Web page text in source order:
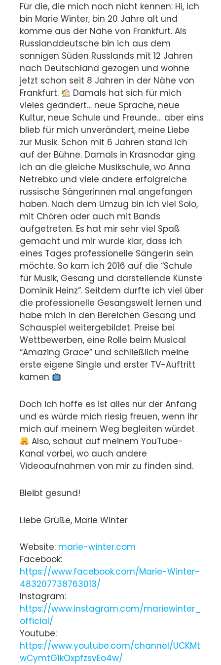
Für die, die mich noch nicht kennen: Hi, ich
bin Marie Winter, bin 20 Jahre alt und
komme aus der Nähe von Frankfurt. Als
Russlanddeutsche bin ich aus dem
sonnigen Süden Russlands mit 12 Jahren
nach Deutschland gezogen und wohne
jetzt schon seit 8 Jahren in der Nähe von
Frankfurt.
Damals hat sich für mich
vieles geändert… neue Sprache, neue
Kultur, neue Schule und Freunde… aber eins
blieb für mich unverändert, meine Liebe
zur Musik. Schon mit 6 Jahren stand ich
auf der Bühne. Damals in Krasnodar ging
ich an die gleiche Musikschule, wo Anna
Netrebko und viele andere erfolgreiche
russische Sängerinnen mal angefangen
haben. Nach dem Umzug bin ich viel Solo,
mit Chören oder auch mit Bands
aufgetreten. Es hat mir sehr viel Spaß
gemacht und mir wurde klar, dass ich
eines Tages professionelle Sängerin sein
möchte. So kam ich 2016 auf die “Schule
für Musik, Gesang und darstellende Künste
Dominik Heinz”. Seitdem durfte ich viel über
die professionelle Gesangswelt lernen und
habe mich in den Bereichen Gesang und
Schauspiel weitergebildet. Preise bei
Wettbewerben, eine Rolle beim Musical
“Amazing Grace” und schließlich meine
erste eigene Single und erster TV-Auftritt
kamen
Doch ich hoffe es ist alles nur der Anfang
und es würde mich riesig freuen, wenn ihr
mich auf meinem Weg begleiten würdet
Also, schaut auf meinem YouTube-
Kanal vorbei, wo auch andere
Videoaufnahmen von mir zu finden sind.
Bleibt gesund!
Liebe Grüße, Marie Winter
Website: marie-winter.com
Facebook:
https://www.facebook.com/Marie-Winter-
483207738763013/
Instagram:
https://www.instagram.com/mariewinter_
official/
Youtube:
https://www.youtube.com/channel/UCKMt
wCymtG1kOxpfzsvEo4w/